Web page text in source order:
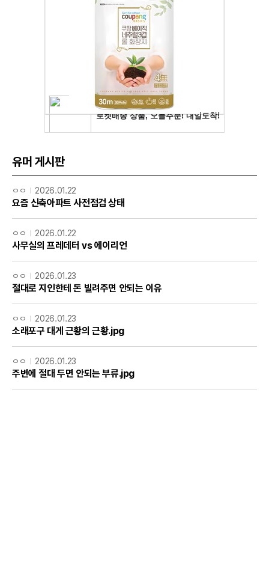
유머 게시판
ㅇㅇ 2026.01.22
요즘 신축아파트 사전점검 상태
ㅇㅇ 2026.01.22
사무실의 프레데터 vs 에이리언
ㅇㅇ 2026.01.23
절대로 지인한테 돈 빌려주면 안되는 이유
ㅇㅇ 2026.01.23
소래포구 대게 근황의 근황.jpg
ㅇㅇ 2026.01.23
주변에 절대 두면 안되는 부류.jpg